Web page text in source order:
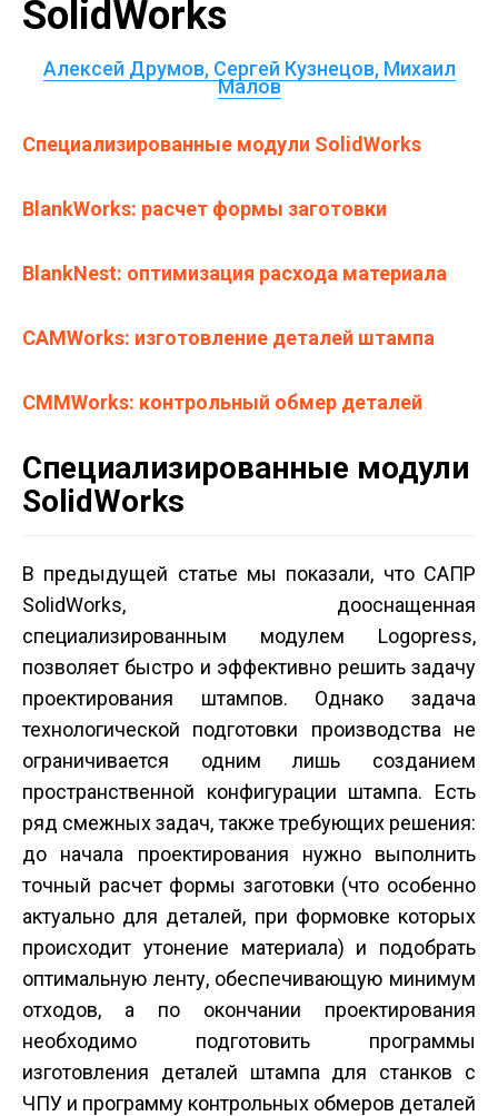
SolidWorks
Алексей Друмов, Сергей Кузнецов, Михаил
Малов
Специализированные модули SolidWorks
BlankWorks: расчет формы заготовки
BlankNest: оптимизация расхода материала
CAMWorks: изготовление деталей штампа
CMMWorks: контрольный обмер деталей
Специализированные модули
SolidWorks
В предыдущей статье мы показали, что САПР
SolidWorks, дооснащенная
специализированным модулем Logopress,
позволяет быстро и эффективно решить задачу
проектирования штампов. Однако задача
технологической подготовки производства не
ограничивается одним лишь созданием
пространственной конфигурации штампа. Есть
ряд смежных задач, также требующих решения:
до начала проектирования нужно выполнить
точный расчет формы заготовки (что особенно
актуально для деталей, при формовке которых
происходит утонение материала) и подобрать
оптимальную ленту, обеспечивающую минимум
отходов, а по окончании проектирования
необходимо подготовить программы
изготовления деталей штампа для станков с
ЧПУ и программу контрольных обмеров деталей